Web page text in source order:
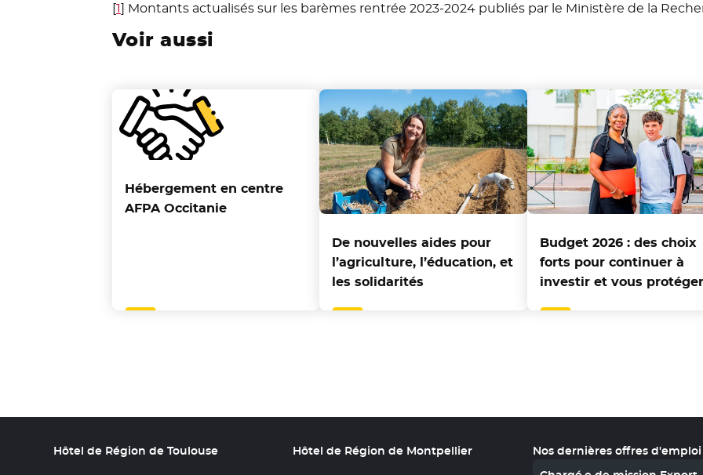
[1] Montants actualisés sur les barèmes rentrée 2023-2024 publiés par le Ministère de la
Voir aussi
Hébergement en centre
AFPA Occitanie
De nouvelles aides pour
l’agriculture, l’éducation, et
les solidarités
Budget 2026 : des choix
forts pour continuer à
investir et vous protéger
Hôtel de Région de Toulouse Hôtel de Région de Montpellier
Nos dernières offres d'emploi